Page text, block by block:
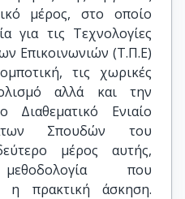
μέρος, στο οποίο
για τις Τεχνολογίες
Επικοινωνιών (Τ.Π.Ε)
τις χωρικές
αλλά και την
Ενιαίο
Σπουδών του
μέρος αυτής,
που
η πρακτική άσκηση.